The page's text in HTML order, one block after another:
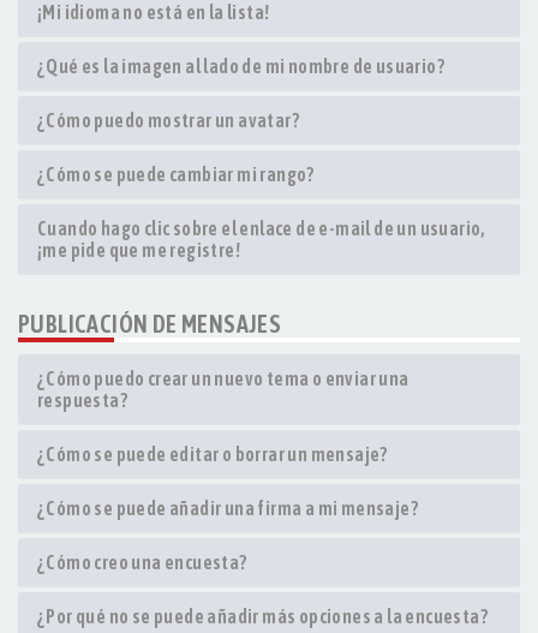
¡Mi idioma no está en la lista!
¿Qué es la imagen al lado de mi nombre de usuario?
¿Cómo puedo mostrar un avatar?
¿Cómo se puede cambiar mi rango?
Cuando hago clic sobre el enlace de e-mail de un usuario,
¡me pide que me registre!
PUBLICACIÓN DE MENSAJES
¿Cómo puedo crear un nuevo tema o enviar una
respuesta?
¿Cómo se puede editar o borrar un mensaje?
¿Cómo se puede añadir una firma a mi mensaje?
¿Cómo creo una encuesta?
¿Por qué no se puede añadir más opciones a la encuesta?